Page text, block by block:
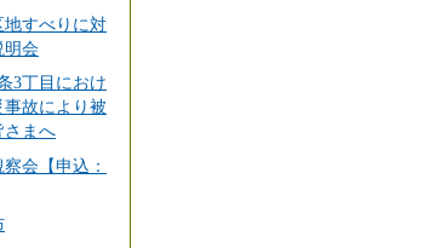
地すべりに対
明会
3丁目におけ
事故により被
さまへ
会【申込：